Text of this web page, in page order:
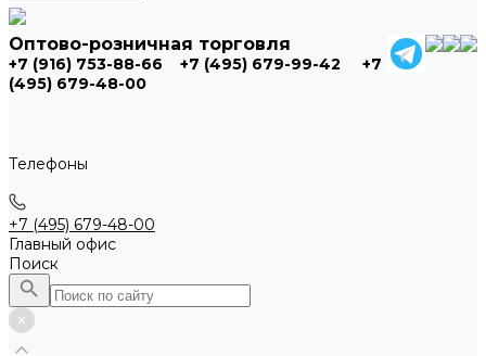
Оптово-розничная торговля
+7 (916) 753-88-66 +7 (495) 679-99-42
+7
(495) 679-48-00
Телефоны
+7 (495) 679-48-00
Главный офис
Поиск